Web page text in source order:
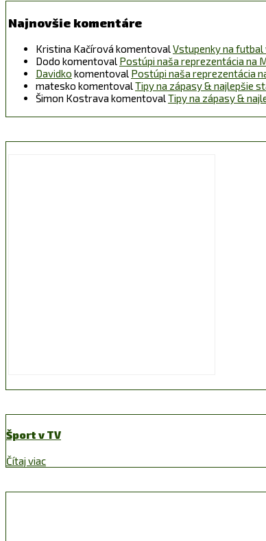
Najnovšie komentáre
Kristina Kačírová komentovalVstupenky na futbal
Dodo komentoval Postúpi naša reprezentácia na
Davidko komentoval Postúpi naša reprezentácia
matesko komentovalTipy na zápasy & najlepšie
Šimon Kostrava komentovalTipy na zápasy &
Šport v TV
Čítaj viac